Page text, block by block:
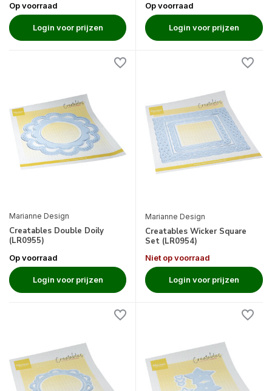
Op voorraad
Login voor prijzen
Op voorraad
Login voor prijzen
Marianne Design
Creatables Double Doily
(LR0955)
Op voorraad
Login voor prijzen
Marianne Design
Creatables Wicker Square
Set (LR0954)
Niet op voorraad
Login voor prijzen